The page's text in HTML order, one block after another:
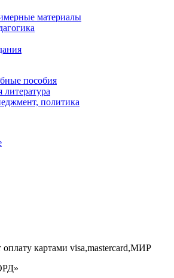
материалы
пособия
литература
политика